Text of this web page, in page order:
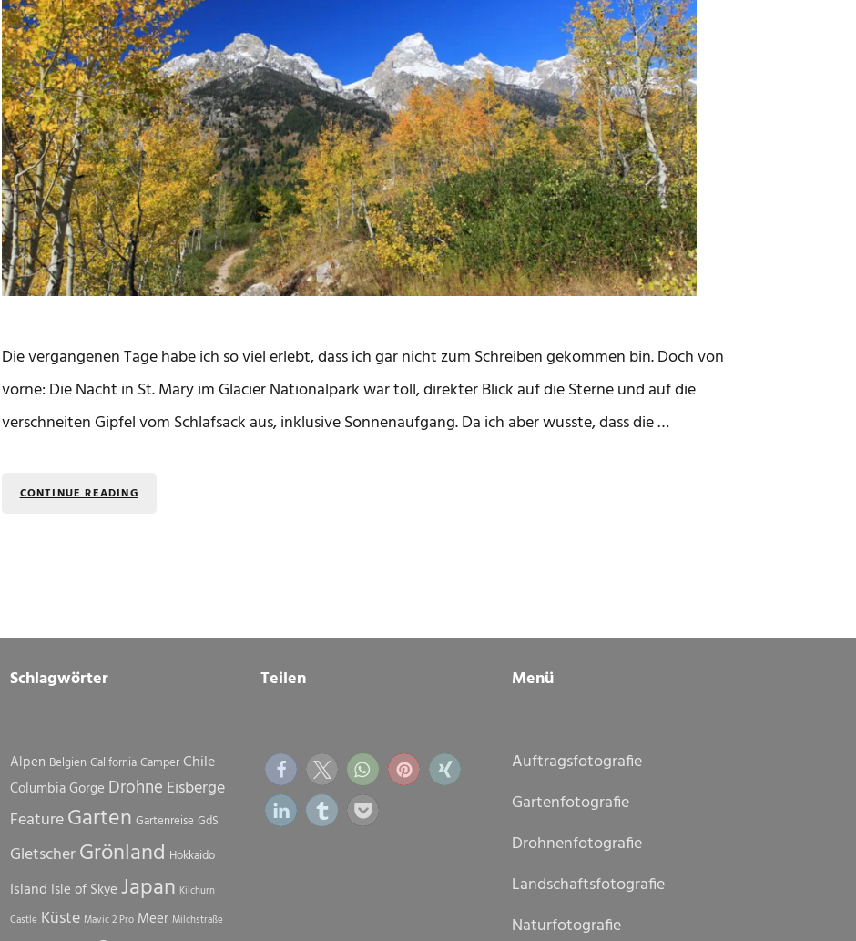
Die vergangenen Tage habe ich so viel erlebt, dass ich gar nicht zum Schreiben gekommen bin. Doch von
vorne: Die Nacht in St. Mary im Glacier Nationalpark war toll, direkter Blick auf die Sterne und auf die
verschneiten Gipfel vom Schlafsack aus, inklusive Sonnenaufgang. Da ich aber wusste, dass die …
CONTINUE READING
Schlagwörter
Alpen Belgien California Camper Chile
Columbia Gorge Drohne Eisberge
FeatureGarten Gartenreise GdS
GletscherGrönland Hokkaido
Island Isle of Skye Japan Kilchurn
Castle Küste Mavic 2 Pro Meer Milchstraße
Teilen Menü
Auftragsfotografie
Gartenfotografie
Drohnenfotografie
Landschaftsfotografie
Naturfotografie